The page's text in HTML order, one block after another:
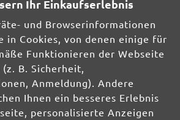
Ihr Einkaufserlebnis
und Browserinformationen
in Cookies, von denen einige für
Funktionieren der Webseite
B. Sicherheit,
Anmeldung). Andere
Ihnen ein besseres Erlebnis
personalisierte Anzeigen